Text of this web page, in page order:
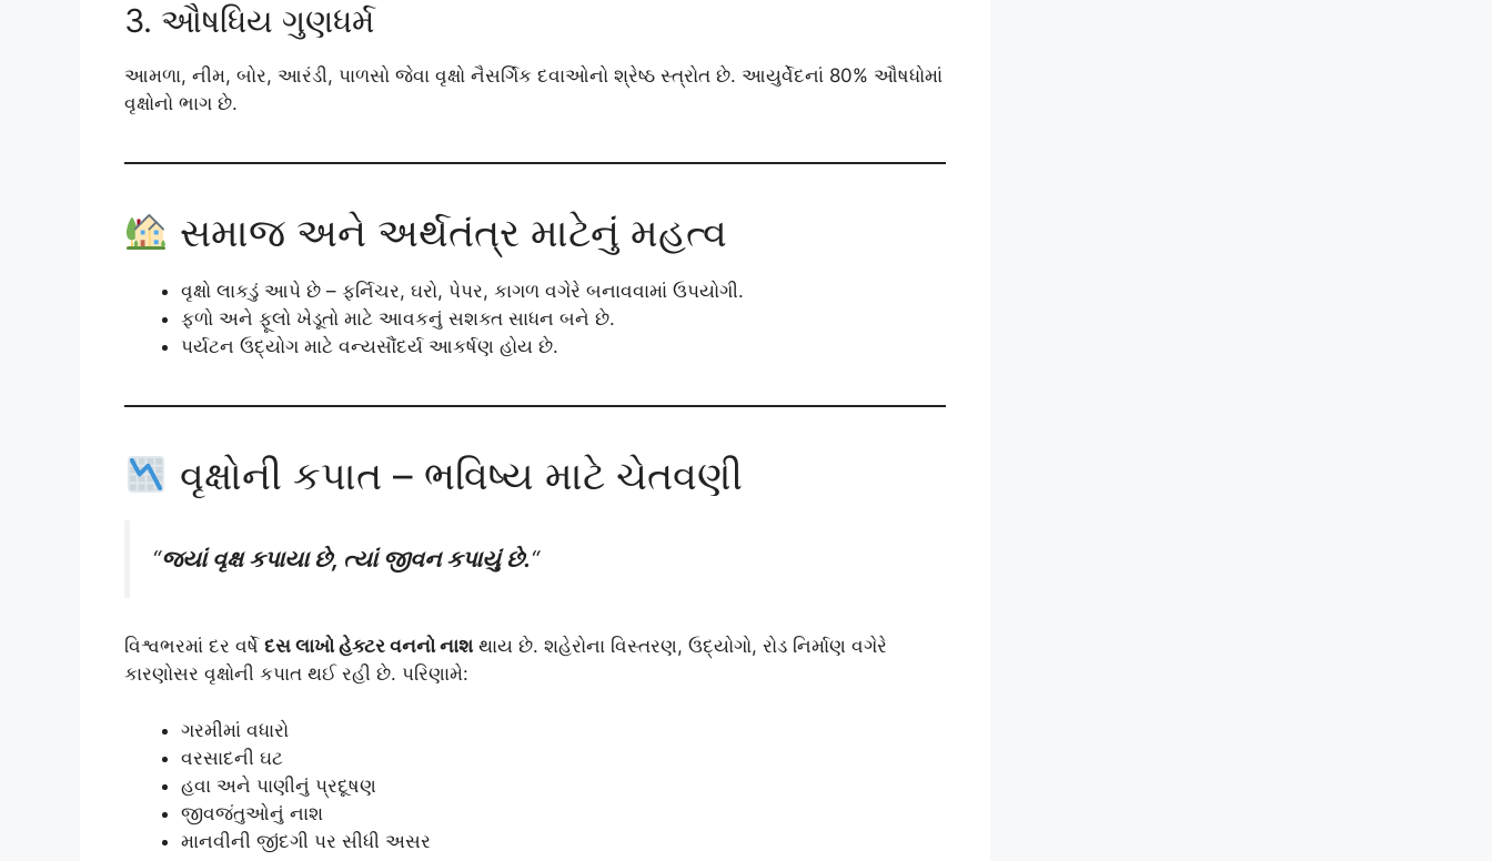
3. ઔષધિય ગુણધર્મ
આમળા, નીમ, બોર, આરંડી, પાળસો જેવા વૃક્ષો નૈસર્ગિક દવાઓનો શ્રેષ્ઠ સ્ત્રોત છે. આયુર્વેદનાં 80% ઔષધોમાં
વૃક્ષોનો ભાગ છે.
સમાજ અને અર્થતંત્ર માટેનું મહત્વ
વૃક્ષો લાકડું આપે છે – ફર્નિચર, ઘરો, પેપર, કાગળ વગેરે બનાવવામાં ઉપયોગી.
ફળો અને ફૂલો ખેડૂતો માટે આવકનું સશક્ત સાધન બને છે.
પર્યટન ઉદ્યોગ માટે વન્યસૌંદર્ય આકર્ષણ હોય છે.
વૃક્ષોની કપાત – ભવિષ્ય માટે ચેતવણી
“જ્યાં વૃક્ષ કપાયા છે, ત્યાં જીવન કપાયું છે.“
વિશ્વભરમાં દર વર્ષે દસ લાખો હેક્ટર વનનો નાશ થાય છે. શહેરોના વિસ્તરણ, ઉદ્યોગો, રોડ નિર્માણ વગેરે
કારણોસર વૃક્ષોની કપાત થઈ રહી છે. પરિણામે:
ગરમીમાં વધારો
વરસાદની ઘટ
હવા અને પાણીનું પ્રદૂષણ
જીવજંતુઓનું નાશ
માનવીની જીંદગી પર સીધી અસર